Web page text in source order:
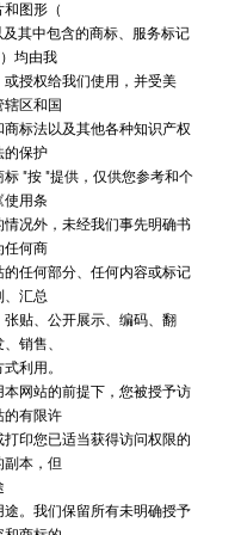
图形（
其中包含的商标、服务标记
均由我
或授权给我们使用，并受美
辖区和国
商标法以及其他各种知识产权
的保护
标 "按 "提供，仅供您参考和个
使用条
情况外，未经我们事先明确书
任何商
的任何部分、任何内容或标记
、汇总
张贴、公开展示、编码、翻
销售、
利用。
本网站的前提下，您被授予访
的有限许
印您已适当获得访问权限的
副本，但
途。我们保留所有未明确授予